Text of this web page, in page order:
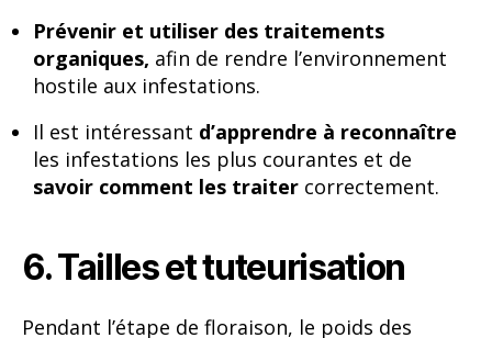
Prévenir et utiliser des traitements
organiques, afin de rendre l’environnement
hostile aux infestations.
Il est intéressant d’apprendre à reconnaître
les infestations les plus courantes et de
savoir comment les traiter correctement.
6. Tailles et tuteurisation
Pendant l’étape de floraison, le poids des